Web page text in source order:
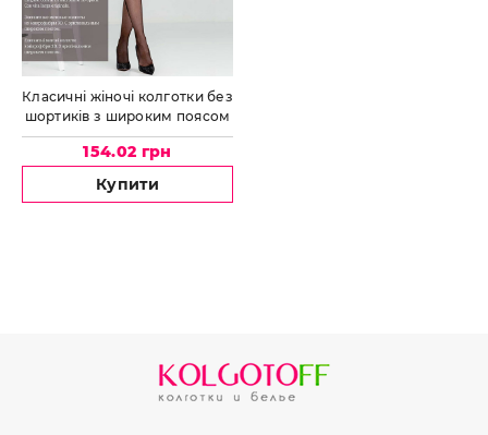
Класичні жіночі колготки без
шортиків з широким поясом
DOLORES Alda 20
154.02 грн
Купити